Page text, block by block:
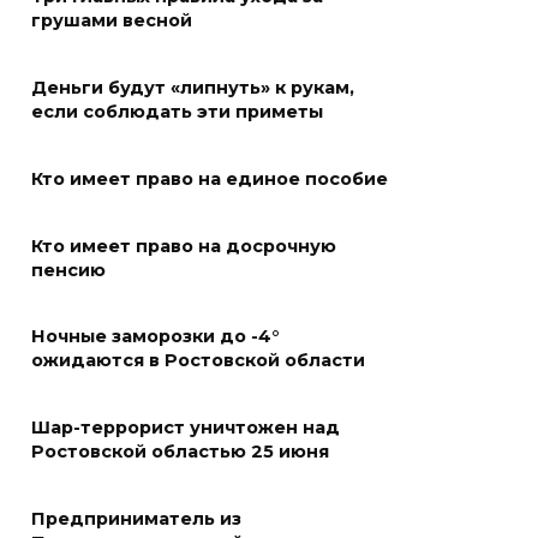
В Батайске в заброшенном
здании произошло короткое
07 августа 2026 14:30
Учиться, чтобы работать
Раскаленный август
новому «Метеору» присвоили
имя «Андрей Байков»
грушами весной
Деньги будут «липнуть» к рукам,
если соблюдать эти приметы
Кто имеет право на единое пособие
Кто имеет право на досрочную
пенсию
Ночные заморозки до -4°
ожидаются в Ростовской области
Шар-террорист уничтожен над
Ростовской областью 25 июня
Предприниматель из